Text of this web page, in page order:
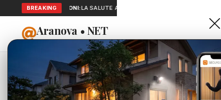
BREAKING
SEGNALAZIONI: LA SALUTE A PORTATA DI MANO: TELEMEDICINA E
Aranova • NET
PORTALE UTILE AL TERRITORIO
Home
Cronaca